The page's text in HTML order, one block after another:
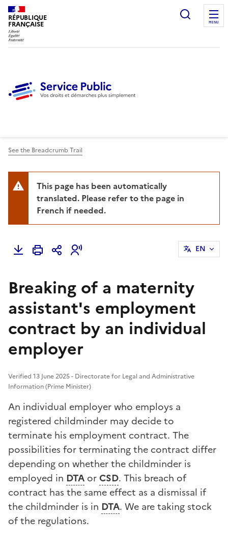
RÉPUBLIQUE
FRANÇAISE
Ouvrir
MENU
See the Breadcrumb Trail
This page has been automatically
translated. Please refer to the page in
French if needed.
EN
Breaking of a maternity
assistant's employment
contract by an individual
employer
Verified 13 June 2025 - Directorate for Legal and Administrative
Information (Prime Minister)
An individual employer who employs a
registered childminder may decide to
terminate his employment contract. The
possibilities for terminating the contract differ
depending on whether the childminder is
employed in DTA orCSD. This breach of
contract has the same effect as a dismissal if
the childminder is in DTA. We are taking stock
of the regulations.